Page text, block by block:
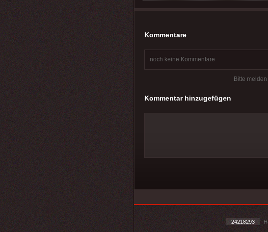
Kommentare
noch keine Kommentare
Bitte
Kommentar hinzugefügen
24218293